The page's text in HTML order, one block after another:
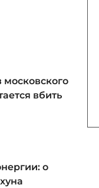
московского
вбить
о